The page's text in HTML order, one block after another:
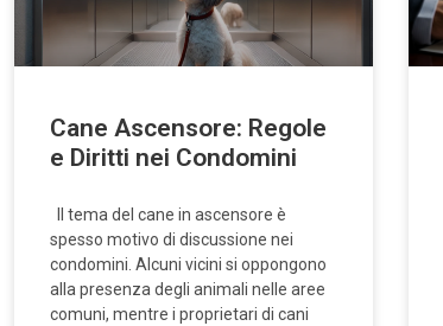
Cane Ascensore: Regole
e Diritti nei Condomini
Il tema del cane in ascensore è
spesso motivo di discussione nei
condomini. Alcuni vicini si oppongono
alla presenza degli animali nelle aree
comuni, mentre i proprietari di cani